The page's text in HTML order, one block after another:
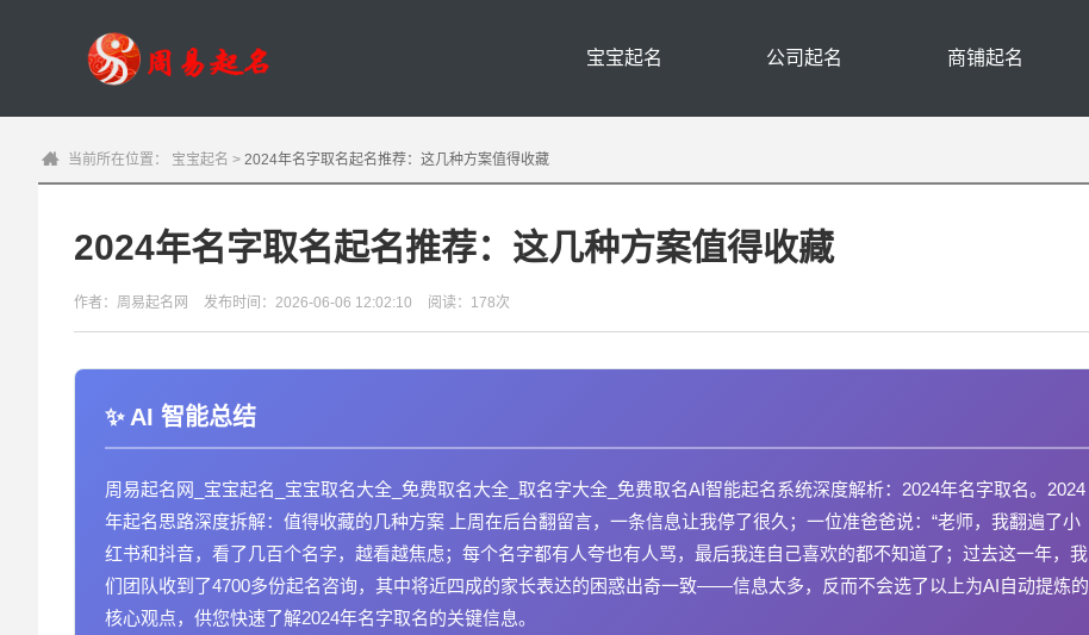
宝宝起名 公司起名 商铺起名
当前所在位置： 宝宝起名 > 2024年名字取名起名推荐：这几种方案值得收藏
2024年名字取名起名推荐：这几种方案值得收藏
作者：周易起名网 发布时间：2026-06-06 12:02:10 阅读：178次
AI 智能总结
周易起名网_宝宝起名_宝宝取名大全_免费取名大全_取名字大全_免费取名AI智能起名系统深度解析：2024年名字取名。2024
年起名思路深度拆解：值得收藏的几种方案 上周在后台翻留言，一条信息让我停了很久；一位准爸爸说：“老师，我翻遍了小
红书和抖音，看了几百个名字，越看越焦虑；每个名字都有人夸也有人骂，最后我连自己喜欢的都不知道了；过去这一年，我
们团队收到了4700多份起名咨询，其中将近四成的家长表达的困惑出奇一致——信息太多，反而不会选了以上为AI自动提炼的
核心观点，供您快速了解2024年名字取名的关键信息。